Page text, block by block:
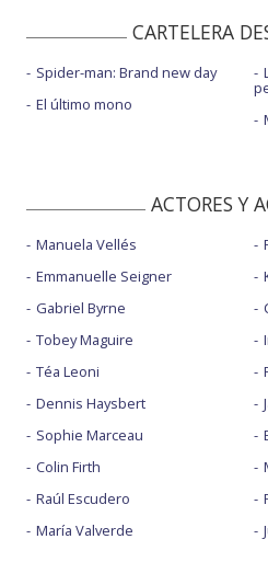
CARTELERA
Spider-man: Brand new day
El último mono
ACTORES Y
Manuela Vellés
Emmanuelle Seigner
Gabriel Byrne
Tobey Maguire
Téa Leoni
Dennis Haysbert
Sophie Marceau
Colin Firth
Raúl Escudero
María Valverde